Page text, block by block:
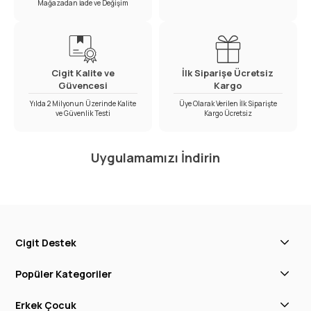
Mağazadan İade ve Değişim
Cigit Kalite ve
Güvencesi
Yılda 2 Milyonun Üzerinde Kalite
ve Güvenlik Testi
İlk Siparişe Ücretsiz
Kargo
Üye Olarak Verilen İlk Siparişte
Kargo Ücretsiz
Uygulamamızı İndirin
Cigit Destek
Popüler Kategoriler
Erkek Çocuk